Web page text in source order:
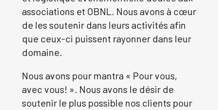
associations et OBNL. Nous avons à cœur
de les soutenir dans leurs activités afin
que ceux-ci puissent rayonner dans leur
domaine.
Nous avons pour mantra « Pour vous,
avec vous! ». Nous avons le désir de
soutenir le plus possible nos clients pour